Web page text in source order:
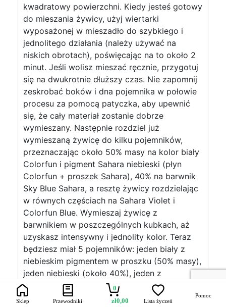
kwadratowy powierzchni. Kiedy jesteś gotowy
do mieszania żywicy, użyj wiertarki
wyposażonej w mieszadło do szybkiego i
jednolitego działania (należy używać na
niskich obrotach), poświęcając na to około 2
minut. Jeśli wolisz mieszać ręcznie, przygotuj
się na dwukrotnie dłuższy czas. Nie zapomnij
zeskrobać boków i dna pojemnika w połowie
procesu za pomocą patyczka, aby upewnić
się, że cały materiał zostanie dobrze
wymieszany. Następnie rozdziel już
wymieszaną żywicę do kilku pojemników,
przeznaczając około 50% masy na kolor biały
Colorfun i pigment Sahara niebieski (płyn
Colorfun + proszek Sahara), 40% na barwnik
Sky Blue Sahara, a resztę żywicy rozdzielając
w równych częściach na Sahara Violet i
Colorfun Blue. Wymieszaj żywicę z
barwnikiem w poszczególnych kubkach, aż
uzyskasz intensywny i jednolity kolor. Teraz
będziesz miał 5 pojemników: jeden biały z
niebieskim pigmentem w proszku (50% masy),
jeden niebieski (około 40%), jeden z
fioletowym pigmentem Sahara (około 5%
masy) i jeden z barwnikiem Colorfun
Sklep Przewodniki
0
zł0,00 Lista życzeń
Pomoc